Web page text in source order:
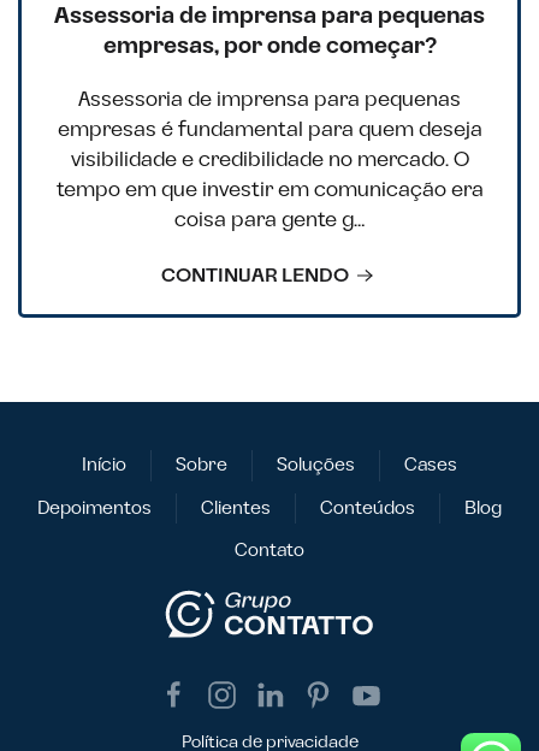
Assessoria de imprensa para pequenas
empresas, por onde começar?
Assessoria de imprensa para pequenas
empresas é fundamental para quem deseja
visibilidade e credibilidade no mercado. O
tempo em que investir em comunicação era
coisa para gente g…
CONTINUAR LENDO
Início Sobre Soluções
Cases
Depoimentos
Clientes Conteúdos
Blog
Contato
Política de privacidade